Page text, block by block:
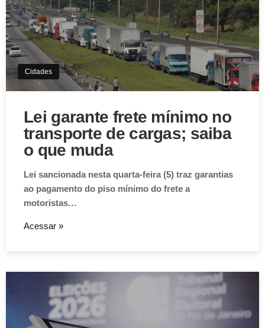
Cidades
Lei garante frete mínimo no
transporte de cargas; saiba
o que muda
Lei sancionada nesta quarta-feira (5) traz garantias
ao pagamento do piso mínimo do frete a
motoristas…
Acessar »